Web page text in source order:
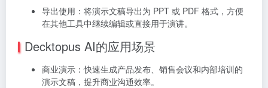
导出使用：将演示文稿导出为 PPT 或 PDF 格式，方便
在其他工具中继续编辑或直接用于演讲。
Decktopus AI的应用场景
商业演示：快速生成产品发布、销售会议和内部培训的
演示文稿，提升商业沟通效率。